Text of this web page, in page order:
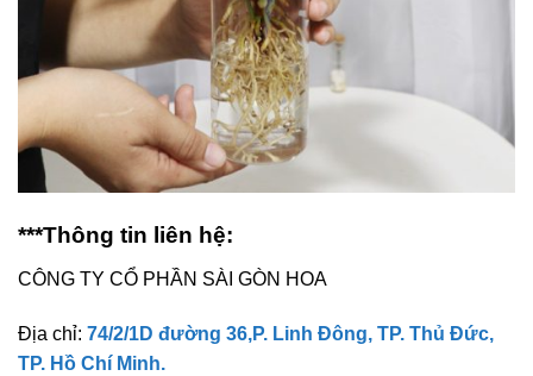
***Thông tin liên hệ:
CÔNG TY CỔ PHẦN SÀI GÒN HOA
Địa chỉ: 74/2/1D đường 36,P. Linh Đông, TP. Thủ Đức,
TP. Hồ Chí Minh.